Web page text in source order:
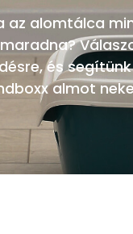
az alomtálca
és
almot